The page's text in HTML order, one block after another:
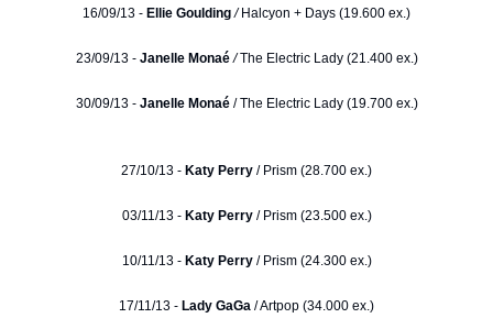
16/09/13 - Ellie Goulding /Halcyon + Days (19.600 ex.)
23/09/13 - Janelle Monaé /The Electric Lady (21.400 ex.)
30/09/13 - Janelle Monaé/ The Electric Lady (19.700 ex.)
27/10/13 - Katy Perry / Prism (28.700 ex.)
03/11/13 - Katy Perry/ Prism (23.500 ex.)
10/11/13 - Katy Perry/ Prism (24.300 ex.)
17/11/13 - Lady GaGa / Artpop (34.000 ex.)